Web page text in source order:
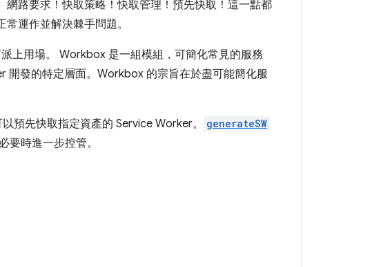
路要求！快取策略！快取管理！預先快取！這一點都
運作並解決棘手問題。
上用場。 Workbox 是一組模組，可簡化常見的服務
開發的特定層面。Workbox 的宗旨在於盡可能簡化服
預先快取指定資產的 Service Worker。 generateSW
要時進一步控管。